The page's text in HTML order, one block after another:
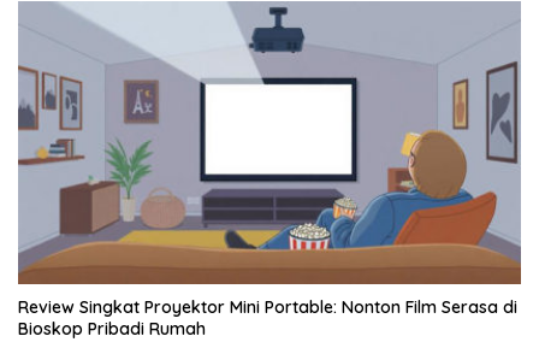
Review Singkat Proyektor Mini Portable: Nonton Film Serasa di
Bioskop Pribadi Rumah